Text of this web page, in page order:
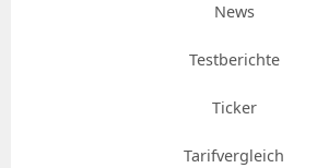
News
Testberichte
Ticker
Tarifvergleich